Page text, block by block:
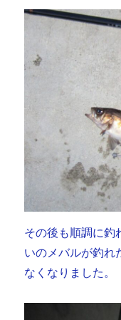
その後も順調に釣
いのメバルが釣れ
なくなりました。